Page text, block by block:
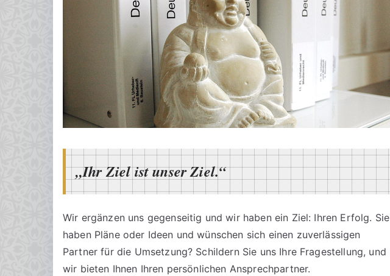
„Ihr Ziel ist unser Ziel.“
Wir ergänzen uns gegenseitig und wir haben ein Ziel: Ihren Erfolg. Sie
haben Pläne oder Ideen und wünschen sich einen zuverlässigen
Partner für die Umsetzung? Schildern Sie uns Ihre Fragestellung, und
wir bieten Ihnen Ihren persönlichen Ansprechpartner.